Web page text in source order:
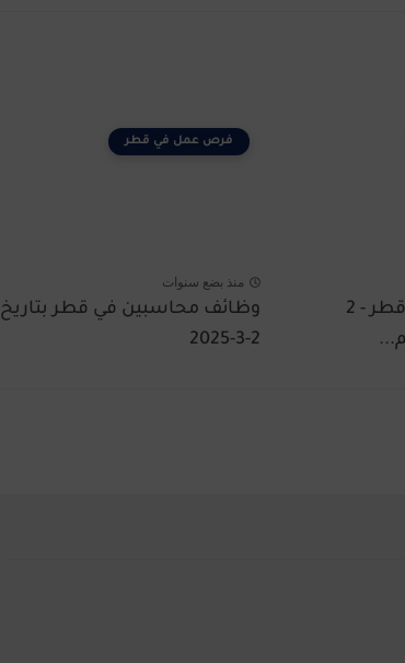
وظائف تمريض في قطر - 2
فرص عمل في قطر
منذ بضع سنوات
وظائف محاسبين في قطر بتاريخ
2-3-2025